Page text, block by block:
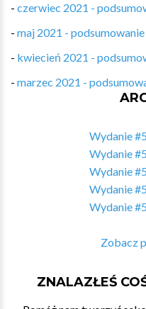
- czerwiec 2021 -
- maj 2021 -
- kwiecień 2021 -
- marzec 2021 -
Wydanie
Wydanie
Wydanie
Wydanie
Wydanie
Zobacz
ZNALAZŁEŚ